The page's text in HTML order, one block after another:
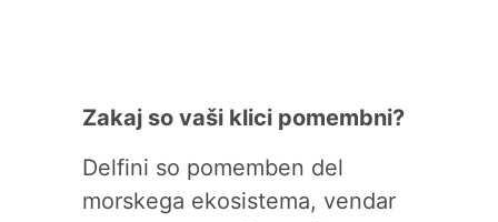
Zakaj so vaši klici pomembni?
Delfini so pomemben del
morskega ekosistema, vendar